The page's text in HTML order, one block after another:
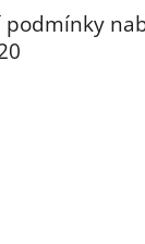
podmínky